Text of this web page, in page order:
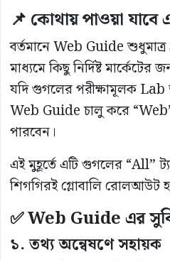
📌 কোথায় পাওয়া যাবে
বর্তমানে Web Guide শুধুমাত্র
মাধ্যমে কিছু নির্দিষ্ট
যদি গুগলের পরীক্ষামূলক
Web Guide চালু করে
পারবেন।
এই মুহূর্তে এটি গুগলের “All”
শিগগিরই গ্লোবালি রোলআউট
✅ Web Guide এর
১. তথ্য অন্বেষণে সহায়ক